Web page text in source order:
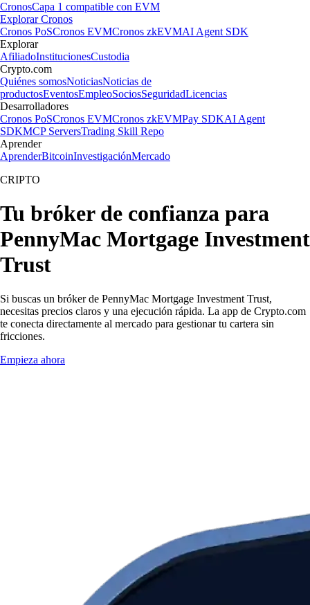
CronosCapa 1 compatible con EVM
Explorar Cronos
Cronos PoSCronos EVMCronos zkEVMAI Agent SDK
Explorar
AfiliadoInstitucionesCustodia
Crypto.com
Quiénes somosNoticiasNoticias de
productosEventosEmpleoSociosSeguridadLicencias
Desarrolladores
Cronos PoSCronos EVMCronos zkEVMPay SDKAI Agent
SDKMCP ServersTrading Skill Repo
Aprender
AprenderBitcoinInvestigaciónMercado
CRIPTO
Tu bróker de confianza para
PennyMac Mortgage Investment
Trust
Si buscas un bróker de PennyMac Mortgage Investment Trust,
necesitas precios claros y una ejecución rápida. La app de Crypto.com
te conecta directamente al mercado para gestionar tu cartera sin
fricciones.
Empieza ahora